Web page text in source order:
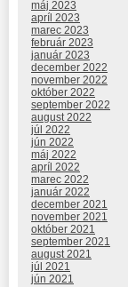
máj 2023
apríl 2023
marec 2023
február 2023
január 2023
december 2022
november 2022
október 2022
september 2022
august 2022
júl 2022
jún 2022
máj 2022
apríl 2022
marec 2022
január 2022
december 2021
november 2021
október 2021
september 2021
august 2021
júl 2021
jún 2021